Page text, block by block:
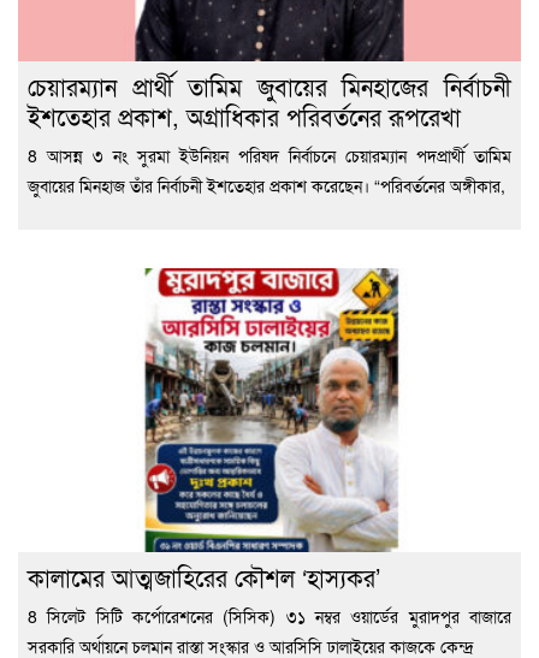
চেয়ারম্যান প্রার্থী তামিম জুবায়ের মিনহাজের নির্বাচনী
ইশতেহার প্রকাশ, অগ্রাধিকার পরিবর্তনের রূপরেখা
8 আসন্ন ৩ নং সুরমা ইউনিয়ন পরিষদ নির্বাচনে চেয়ারম্যান পদপ্রার্থী তামিম
জুবায়ের মিনহাজ তাঁর নির্বাচনী ইশতেহার প্রকাশ করেছেন। “পরিবর্তনের অঙ্গীকার,
কালামের আত্মজাহিরের কৌশল ‘হাস্যকর’
8 সিলেট সিটি কর্পোরেশনের (সিসিক) ৩১ নম্বর ওয়ার্ডের মুরাদপুর বাজারে
সরকারি অর্থায়নে চলমান রাস্তা সংস্কার ও আরসিসি ঢালাইয়ের কাজকে কেন্দ্র